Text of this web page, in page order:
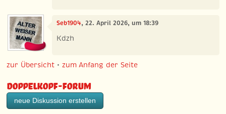
Seb1904, 22. April 2026, um 18:39
Kdzh
zur Übersicht •zum Anfang der Seite
Doppelkopf-Forum
neue Diskussion erstellen